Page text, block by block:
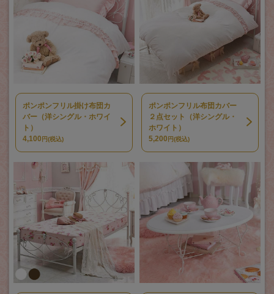
ポンポンフリル掛け布団カ
バー（洋シングル・ホワイ
ト）
4,100 円(税込)
ポンポンフリル布団カバー
２点セット（洋シングル・
ホワイト）
5,200 円(税込)